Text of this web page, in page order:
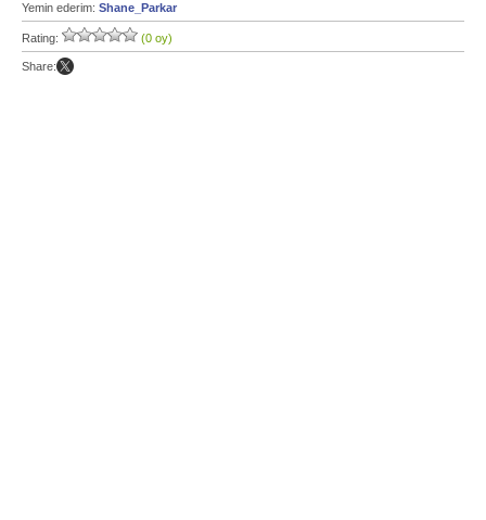
Yemin ederim: Shane_Parkar
Rating: (0 oy)
Share: